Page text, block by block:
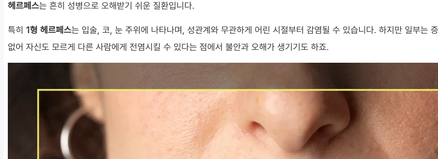
헤르페스는 흔히 성병으로 오해받기 쉬운 질환입니다.
특히 1형 헤르페스는 입술, 코, 눈 주위에 나타나며, 성관계와 무관하게 어린 시절부터 감염될 수 있습니다. 하지만 일부는
없어 자신도 모르게 다른 사람에게 전염시킬 수 있다는 점에서 불안과 오해가 생기기도 하죠.